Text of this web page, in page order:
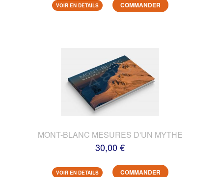
VOIR EN DETAILS COMMANDER
MONT-BLANC MESURES D'UN MYTHE
30,00 €
VOIR EN DETAILS COMMANDER